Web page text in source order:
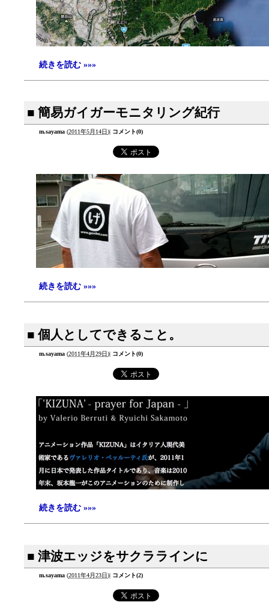
続きを読む »»»
■ 簡易ガイガーモニタリング紀行
m.sayama (2011年5月14日)| コメント(0)
続きを読む »»»
■ 個人としてできること。
m.sayama (2011年4月29日)| コメント(0)
続きを読む »»»
■ 津波エッジをサクララインに
m.sayama (2011年4月23日)| コメント(2)